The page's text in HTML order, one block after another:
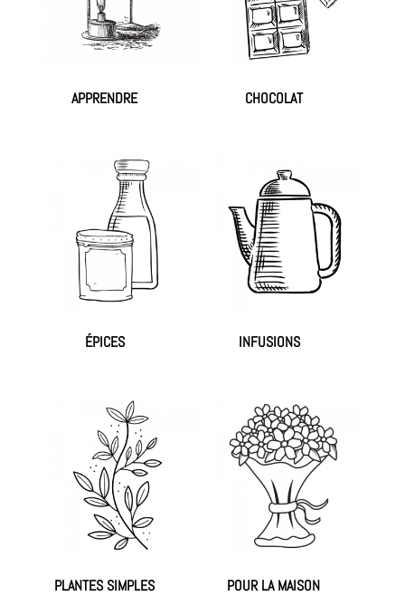
APPRENDRE CHOCOLAT
ÉPICES INFUSIONS
PLANTES SIMPLES POUR LA MAISON